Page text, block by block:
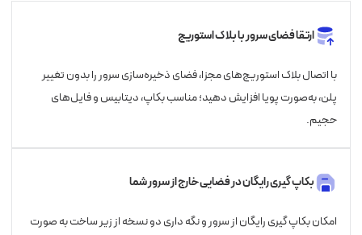
ارتقا فضای سرور با بلاک استوریج
با اتصال بلاک استوریج‌های مجزا، فضای ذخیره‌سازی سرور را بدون تغییر
پلن، به‌صورت پویا افزایش دهید؛ مناسب بکاپ، دیتابیس و فایل‌های
حجیم.
بکاپ گیری رایگان در فضایی خارج از سرور شما
امکان بکاپ گیری رایگان از سرور و نگه داری دو نسخه از زیر ساخت به صورت